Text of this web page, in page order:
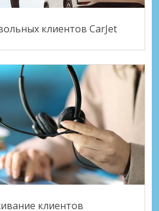
клиентов CarJet
клиентов